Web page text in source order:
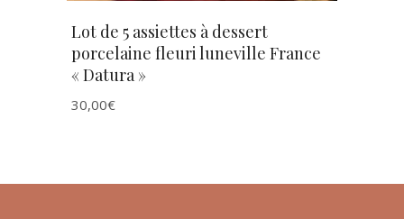
Lot de 5 assiettes à dessert
porcelaine fleuri luneville France
« Datura »
30,00€